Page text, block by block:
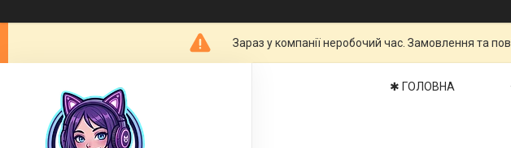
Зараз у компанії неробочий час. Замовлення та
✱ ГОЛОВНА